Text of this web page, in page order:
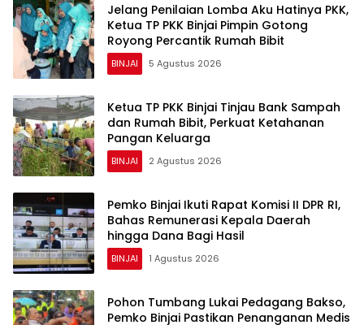
Jelang Penilaian Lomba Aku Hatinya PKK,
Ketua TP PKK Binjai Pimpin Gotong
Royong Percantik Rumah Bibit
BINJAI 5 Agustus 2026
Ketua TP PKK Binjai Tinjau Bank Sampah
dan Rumah Bibit, Perkuat Ketahanan
Pangan Keluarga
BINJAI 2 Agustus 2026
Pemko Binjai Ikuti Rapat Komisi II DPR RI,
Bahas Remunerasi Kepala Daerah
hingga Dana Bagi Hasil
BINJAI 1 Agustus 2026
Pohon Tumbang Lukai Pedagang Bakso,
Pemko Binjai Pastikan Penanganan Medis